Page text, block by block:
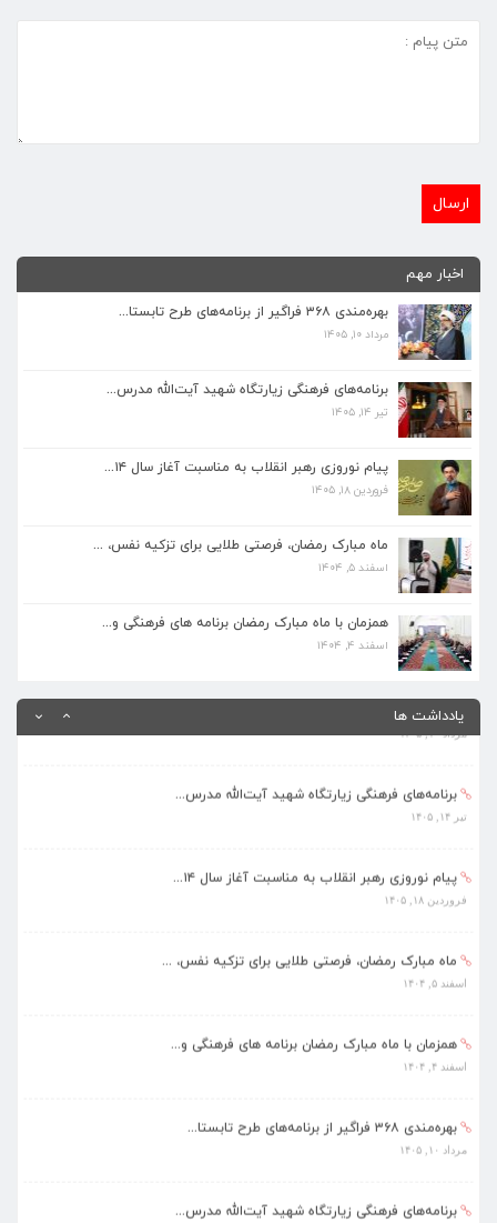
اخبار مهم
بهره‌مندی ۳۶۸ فراگیر از برنامه‌های طرح تابستا...
مرداد ۱۰, ۱۴۰۵
برنامه‌های فرهنگی زیارتگاه شهید آیت‌الله مدرس...
تیر ۱۴, ۱۴۰۵
پیام نوروزی رهبر انقلاب به مناسبت آغاز سال ۱۴...
فروردین ۱۸, ۱۴۰۵
ماه مبارک رمضان، فرصتی طلایی برای تزکیه نفس، ...
اسفند ۵, ۱۴۰۴
همزمان با ماه مبارک رمضان برنامه های فرهنگی و...
اسفند ۴, ۱۴۰۴
یادداشت ها
برنامه‌های فرهنگی زیارتگاه شهید آیت‌الله مدرس...
پیام نوروزی رهبر انقلاب به مناسبت آغاز سال ۱۴...
ماه مبارک رمضان، فرصتی طلایی برای تزکیه نفس، ...
اسفند ۵, ۱۴۰۴
همزمان با ماه مبارک رمضان برنامه های فرهنگی و...
اسفند ۴, ۱۴۰۴
مرداد ۱۰, ۱۴۰۵
تیر ۱۴, ۱۴۰۵
فروردین ۱۸, ۱۴۰۵
اسفند ۵, ۱۴۰۴
اسفند ۴, ۱۴۰۴
مرداد ۱۰, ۱۴۰۵
تیر ۱۴, ۱۴۰۵